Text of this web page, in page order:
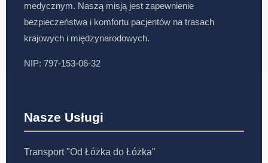
medycznym. Naszą misją jest zapewnienie
bezpieczeństwa i komfortu pacjentów na trasach
krajowych i międzynarodowych.
NIP: 797-153-06-32
Nasze Usługi
Transport "Od Łóżka do Łóżka"